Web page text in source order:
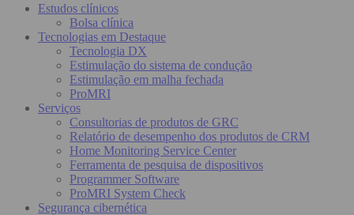
Estudos clínicos
Bolsa clínica
Tecnologias em Destaque
Tecnologia DX
Estimulação do sistema de condução
Estimulação em malha fechada
ProMRI
Serviços
Consultorias de produtos de GRC
Relatório de desempenho dos produtos de CRM
Home Monitoring Service Center
Ferramenta de pesquisa de dispositivos
Programmer Software
ProMRI System Check
Segurança cibernética